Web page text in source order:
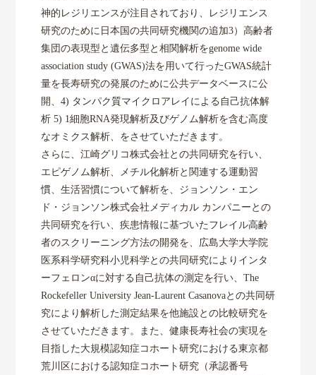
神的レジリエンスが注目されており、レジリエンス
研究のために日本国の共同研究機関の追加3）高齢者
集団の表現型と遺伝多型と相関解析をgenome wide
association study (GWAS)法を用いて行ったGWAS統計
量を長寿研究の発展のために公共データベースに公
開、4) タンパク質マイクロアレイによる自己抗体解
析 5) 1細胞RNA発現解析及びゲノム解析を含む高度
なオミクス解析、をさせていただきます。
さらに、江崎グリコ株式会社との共同研究を行い、
エピゲノム解析、メチル化解析と関連する運動習
慣、生活習慣について解析を、ジョンソン・エン
ド・ジョンソン株式会社メディカル カンパニーとの
共同研究を行い、疾患情報に基づいたフレイル高齢
者のスクリーニング方法の開発を、広島大学大学院
医系科学研究科小児科学との共同研究によりインタ
ーフェロンαに対する自己抗体の測定を行い、The
Rockefeller University Jean-Laurent Casanovaとの共同研
究により解析した測定結果を他施設との比較研究を
させていただきます。また、健康長寿社会の実現を
目指した大規模認知症コホート研究における東京都
荒川区における認知症コホート研究（承認番号